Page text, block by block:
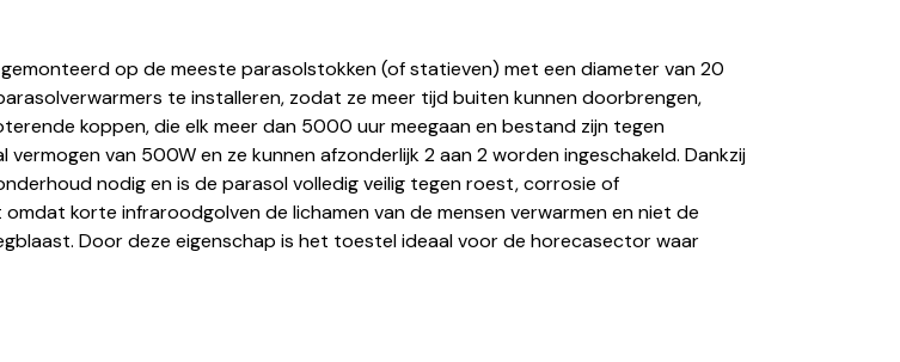
op de meeste parasolstokken (of statieven) met een diameter van 20
te installeren, zodat ze meer tijd buiten kunnen doorbrengen,
koppen, die elk meer dan 5000 uur meegaan en bestand zijn tegen
van 500W en ze kunnen afzonderlijk 2 aan 2 worden ingeschakeld. Dankzij
nodig en is de parasol volledig veilig tegen roest, corrosie of
korte infraroodgolven de lichamen van de mensen verwarmen en niet de
Door deze eigenschap is het toestel ideaal voor de horecasector waar